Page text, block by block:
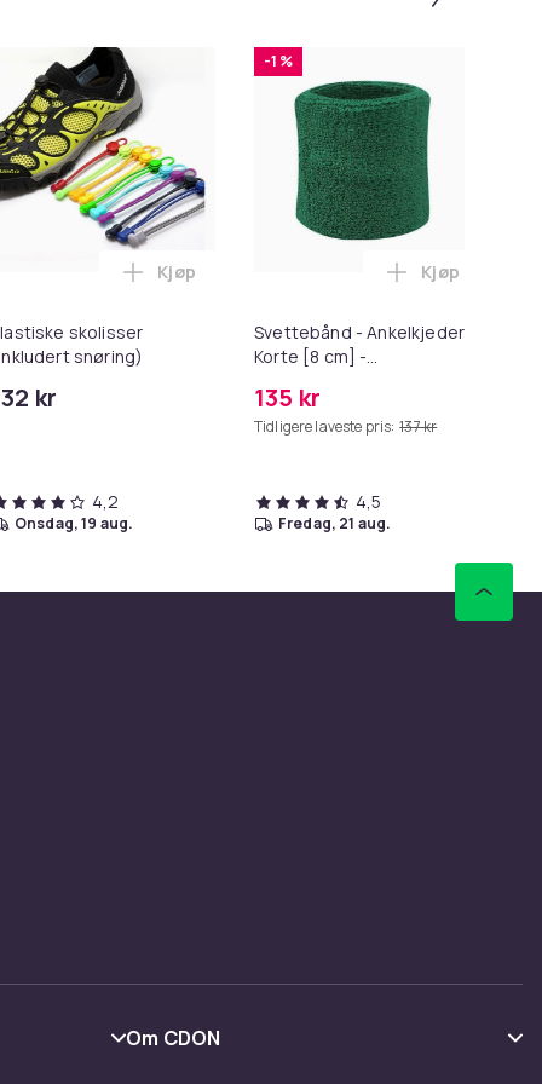
å knytte skoene - Svart (2 par) i handlekurven
skolisser som ikke trenger knyting Black i handlekurven
skolisser
snøring)
kr
Legg Elastiske skolisser (inkludert snøring)
Kjøp
4,2
onsdag, 19 aug.
-1 %
Svettebånd - Ankelkjeder -
Korte [8 cm] -
Mørkegrønn
135 kr
Tidligere laveste pris: 137 kr
Legg
Kjøp
4,5
fredag, 21 aug.
Om CDON